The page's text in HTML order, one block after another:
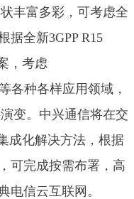
丰富多彩，可考虑全
据全新3GPP R15
，考虑
各种各样应用领域，
变。中兴通信将在交
成化解决方法，根据
可完成按需布署，高
电信云互联网。